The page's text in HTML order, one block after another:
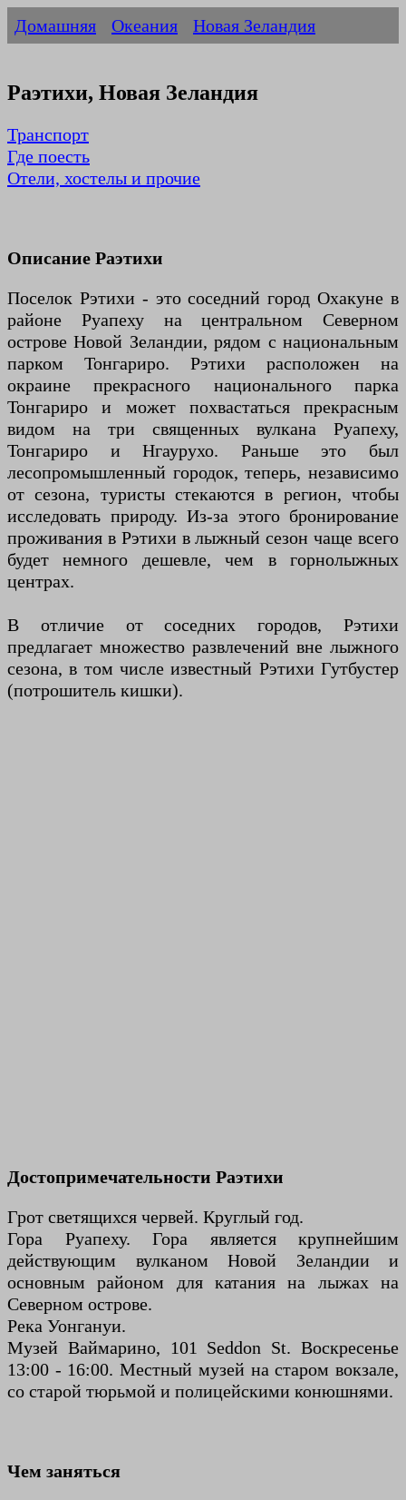
Домашняя Океания Новая Зеландия
Раэтихи, Новая Зеландия
Транспорт
Где поесть
Отели, хостелы и прочие
Описание Раэтихи
Поселок Рэтихи - это соседний город Охакуне в
районе Руапеху на центральном Северном
острове Новой Зеландии, рядом с национальным
парком Тонгариро. Рэтихи расположен на
окраине прекрасного национального парка
Тонгариро и может похвастаться прекрасным
видом на три священных вулкана Руапеху,
Тонгариро и Нгаурухо. Раньше это был
лесопромышленный городок, теперь, независимо
от сезона, туристы стекаются в регион, чтобы
исследовать природу. Из-за этого бронирование
проживания в Рэтихи в лыжный сезон чаще всего
будет немного дешевле, чем в горнолыжных
центрах.
В отличие от соседних городов, Рэтихи
предлагает множество развлечений вне лыжного
сезона, в том числе известный Рэтихи Гутбустер
(потрошитель кишки).
Достопримечательности Раэтихи
Грот светящихся червей. Круглый год.
Гора Руапеху. Гора является крупнейшим
действующим вулканом Новой Зеландии и
основным районом для катания на лыжах на
Северном острове.
Река Уонгануи.
Музей Ваймарино, 101 Seddon St. Воскресенье
13:00 - 16:00. Местный музей на старом вокзале,
со старой тюрьмой и полицейскими конюшнями.
Чем заняться